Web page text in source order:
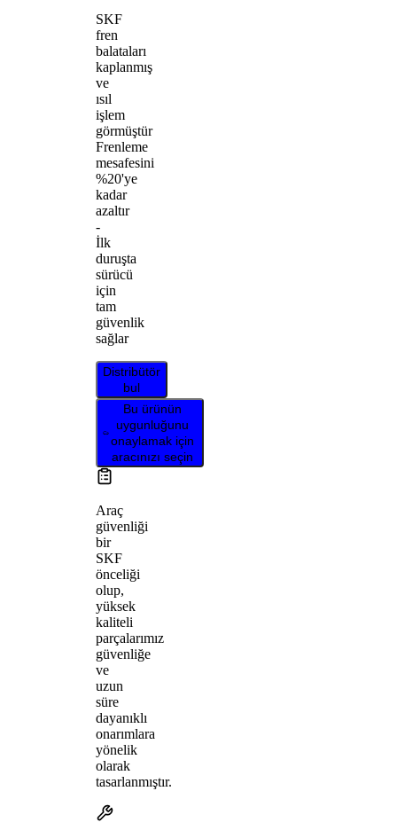
SKF
fren
balataları
kaplanmış
ve
ısıl
işlem
görmüştür
Frenleme
mesafesini
%20'ye
kadar
azaltır
-
İlk
duruşta
sürücü
için
tam
güvenlik
sağlar
Distribütör
bul
Bu ürünün
uygunluğunu
onaylamak için
aracınızı seçin
Araç
güvenliği
bir
SKF
önceliği
olup,
yüksek
kaliteli
parçalarımız
güvenliğe
ve
uzun
süre
dayanıklı
onarımlara
yönelik
olarak
tasarlanmıştır.